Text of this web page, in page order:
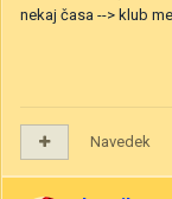
nekaj časa --> klub
Navedek